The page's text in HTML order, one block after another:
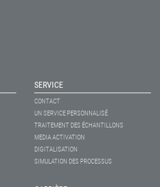
SERVICE
CONTACT
UN SERVICE PERSONNALISÉ
TRAITEMENT DES ÉCHANTILLONS
MEDIA ACTIVATION
DIGITALISATION
SIMULATION DES PROCESSUS